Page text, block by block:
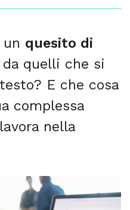
quesito di
da quelli che si
E che cosa
complessa
nella